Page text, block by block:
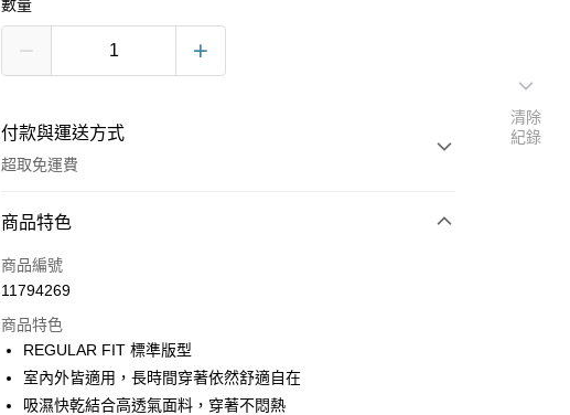
數量
付款與運送方式
超取免運費
付款方式
信用卡一次付款
Apple Pay
街口支付
商品特色
商品編號
11794269
商品特色
REGULAR FIT 標準版型
室內外皆適用，長時間穿著依然舒適自在
吸濕快乾結合高透氣面料，穿著不悶熱
清除
紀錄